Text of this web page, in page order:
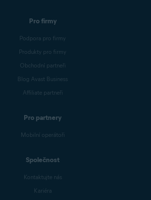
Pro firmy
Podpora pro firmy
Produkty pro firmy
Obchodní partneři
Blog Avast Business
Affiliate partneři
Pro partnery
Mobilní operátoři
Společnost
Kontaktujte nás
Kariéra